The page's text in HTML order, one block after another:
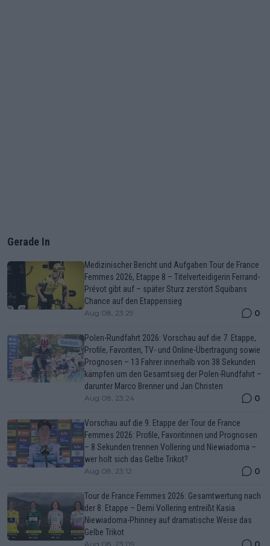
Gerade In
Medizinischer Bericht und Aufgaben Tour de France
Femmes 2026, Etappe 8 – Titelverteidigerin Ferrand-
Prévot gibt auf – später Sturz zerstört Squibans
Chance auf den Etappensieg
Aug 08, 23:29 0
Polen-Rundfahrt 2026: Vorschau auf die 7. Etappe,
Profile, Favoriten, TV- und Online-Übertragung sowie
Prognosen – 13 Fahrer innerhalb von 38 Sekunden
kämpfen um den Gesamtsieg der Polen-Rundfahrt –
darunter Marco Brenner und Jan Christen
Aug 08, 23:24 0
Vorschau auf die 9. Etappe der Tour de France
Femmes 2026: Profile, Favoritinnen und Prognosen
– 8 Sekunden trennen Vollering und Niewiadoma –
wer holt sich das Gelbe Trikot?
Aug 08, 23:12 0
Tour de France Femmes 2026: Gesamtwertung nach
der 8. Etappe – Demi Vollering entreißt Kasia
Niewiadoma-Phinney auf dramatische Weise das
Gelbe Trikot
Aug 08, 23:09